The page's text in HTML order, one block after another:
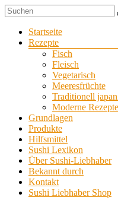
Zum
Inhalt
springen
Sushi-
Liebhaber
Sushi
selber
Menü
Startseite
Rezepte
Fisch
Fleisch
Vegetarisch
Meeresfrüchte
Traditionell
Moderne Rezepte
Grundlagen
Produkte
Hilfsmittel
Sushi Lexikon
Über Sushi-Liebhaber
Bekannt durch
Kontakt
Sushi Liebhaber Shop